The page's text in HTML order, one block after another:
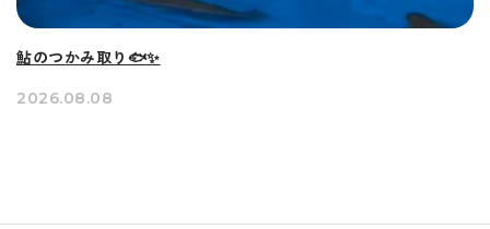
鮎のつかみ取り🐟✨
2026.08.08